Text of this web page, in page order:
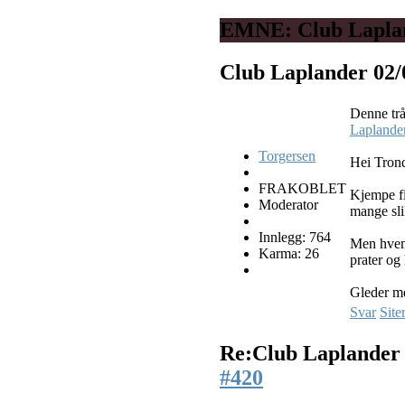
EMNE: Club
Club Laplander
Torgersen
FRAKOBLET
Moderator
Innlegg: 764
Karma: 26
Denne
Hei
Kjempe
mange
Men
prater
Gleder
Svar Siter
Re:Club Laplander
#420